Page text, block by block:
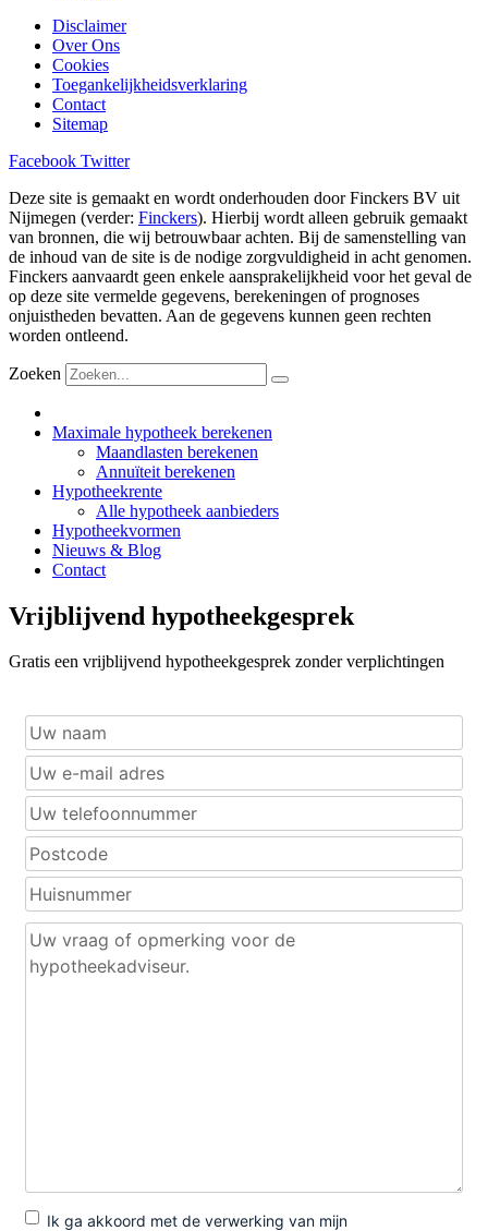
Disclaimer
Over Ons
Cookies
Toegankelijkheidsverklaring
Contact
Sitemap
Facebook Twitter
Deze site is gemaakt en wordt onderhouden door Finckers BV uit
Nijmegen (verder: Finckers). Hierbij wordt alleen gebruik gemaakt
van bronnen, die wij betrouwbaar achten. Bij de samenstelling van
de inhoud van de site is de nodige zorgvuldigheid in acht genomen.
Finckers aanvaardt geen enkele aansprakelijkheid voor het geval de
op deze site vermelde gegevens, berekeningen of prognoses
onjuistheden bevatten. Aan de gegevens kunnen geen rechten
worden ontleend.
Zoeken
Maximale hypotheek berekenen
Maandlasten berekenen
Annuïteit berekenen
Hypotheekrente
Alle hypotheek aanbieders
Hypotheekvormen
Nieuws & Blog
Contact
Vrijblijvend hypotheekgesprek
Gratis een vrijblijvend hypotheekgesprek zonder verplichtingen